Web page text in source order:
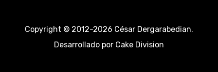
Copyright © 2012-2026 César Dergarabedian.
Desarrollado porCake Division